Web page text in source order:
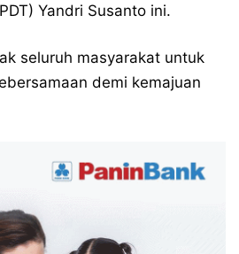
Yandri Susanto ini.
seluruh masyarakat untuk
demi kemajuan